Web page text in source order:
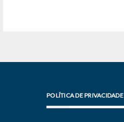
POLÍTICA DE PRIVACIDADE